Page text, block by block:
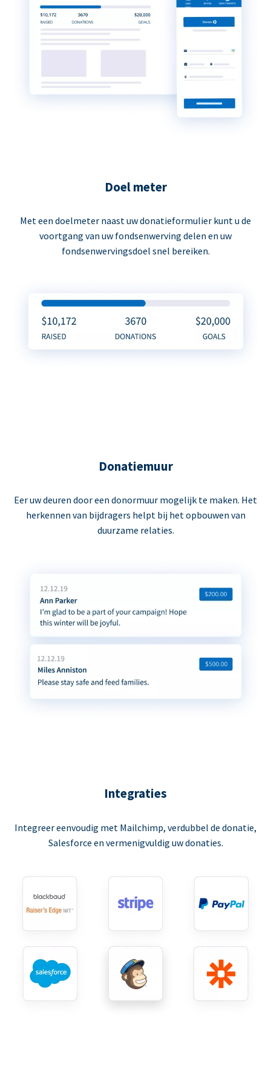
Doel meter
Met een doelmeter naast uw donatieformulier kunt u de
voortgang van uw fondsenwerving delen en uw
fondsenwervingsdoel snel bereiken.
Donatiemuur
Eer uw deuren door een donormuur mogelijk te maken. Het
herkennen van bijdragers helpt bij het opbouwen van
duurzame relaties.
Integraties
Integreer eenvoudig met Mailchimp, verdubbel de donatie,
Salesforce en vermenigvuldig uw donaties.